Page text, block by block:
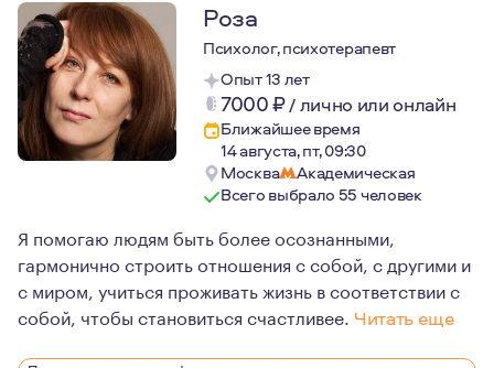
Роза
Психолог, психотерапевт
Опыт 13 лет
7000₽/лично или онлайн
Ближайшее время
14 августа, пт, 09:30
Москва
Академическая
Всего выбрало 55 человек
Я помогаю людям быть более осознанными,
гармонично строить отношения с собой, с другими и
с миром, учиться проживать жизнь в соответствии с
собой, чтобы становиться счастливее. Читать еще
Меня зовут Роза Герман, я психолог. Для меня это не